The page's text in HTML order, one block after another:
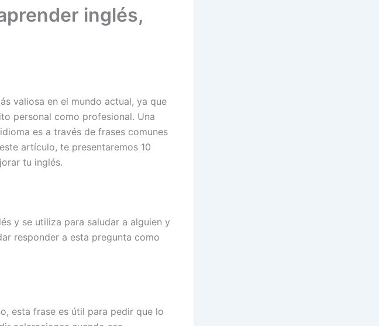
inglés,
valiosa en el mundo actual, ya que
personal como profesional. Una
es a través de frases comunes
artículo, te presentaremos 10
tu inglés.
y se utiliza para saludar a alguien y
responder a esta pregunta como
esta frase es útil para pedir que lo